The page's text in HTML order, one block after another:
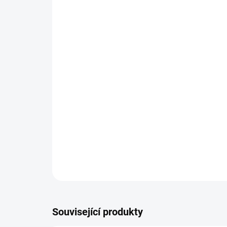
Související produkty